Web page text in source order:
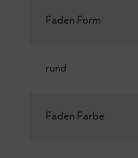
Faden Form
rund
Faden Farbe